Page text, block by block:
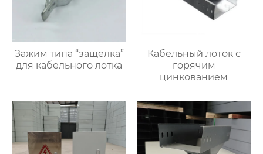
Зажим типа “защелка”
для кабельного лотка
Кабельный лоток с
горячим
цинкованием